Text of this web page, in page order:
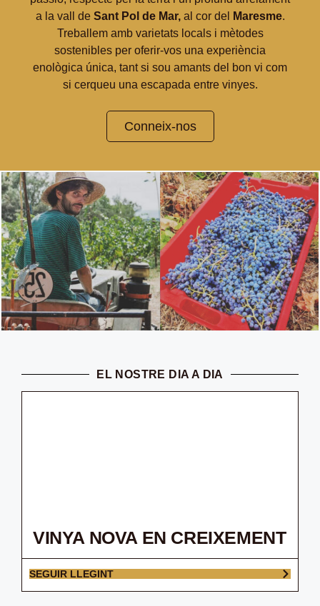
a la vall de Sant Pol de Mar,al cor del Maresme.
Treballem amb varietats locals i mètodes
sostenibles per oferir-vos una experiència
enològica única, tant si sou amants del bon vi com
si cerqueu una escapada entre vinyes.
Conneix-nos
EL NOSTRE DIA A DIA
VINYA NOVA EN CREIXEMENT
SEGUIR LLEGINT